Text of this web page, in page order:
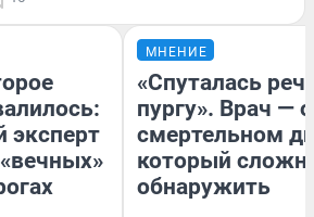
эксперт
МНЕНИЕ
«Спуталась
пургу». Врач — о
смертельном
который
обнаружить